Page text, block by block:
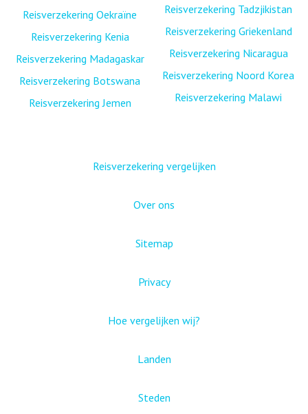
Reisverzekering Oekraïne
Reisverzekering Kenia
Reisverzekering Madagaskar
Reisverzekering Botswana
Reisverzekering Jemen
Reisverzekering Tadzjikistan
Reisverzekering Griekenland
Reisverzekering Nicaragua
Reisverzekering Noord Korea
Reisverzekering Malawi
Reisverzekering vergelijken
Over ons
Sitemap
Privacy
Hoe vergelijken wij?
Landen
Steden